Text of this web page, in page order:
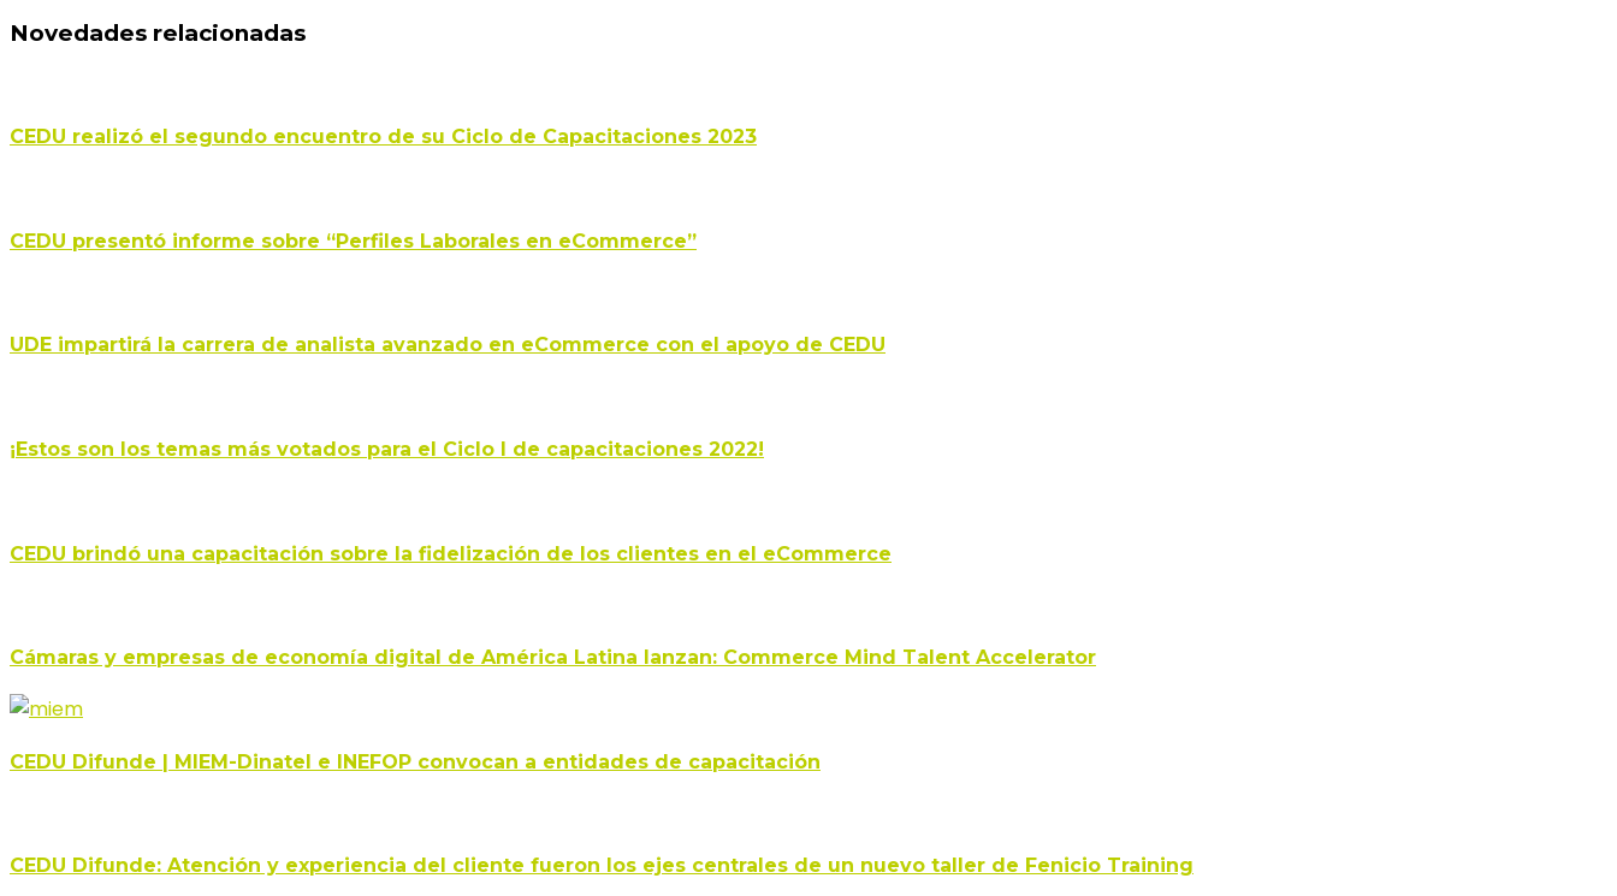
Novedades relacionadas
CEDU realizó el segundo encuentro de su Ciclo de Capacitaciones 2023
CEDU presentó informe sobre “Perfiles Laborales en eCommerce”
UDE impartirá la carrera de analista avanzado en eCommerce con el apoyo de CEDU
¡Estos son los temas más votados para el Ciclo I de capacitaciones 2022!
CEDU brindó una capacitación sobre la fidelización de los clientes en el eCommerce
Cámaras y empresas de economía digital de América Latina lanzan: Commerce Mind Talent Accelerator
CEDU Difunde | MIEM-Dinatel e INEFOP convocan a entidades de capacitación
CEDU Difunde: Atención y experiencia del cliente fueron los ejes centrales de un nuevo taller de Fenicio Training